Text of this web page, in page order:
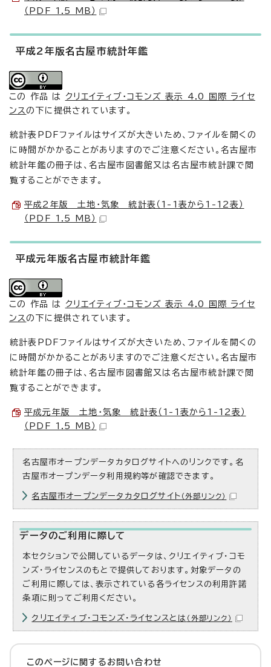
（PDF 1.5 MB）
平成2年版名古屋市統計年鑑
この 作品 は クリエイティブ・コモンズ 表示 4.0 国際 ライセ
ンスの下に提供されています。
統計表PDFファイルはサイズが大きいため、ファイルを開くの
に時間がかかることがありますのでご注意ください。名古屋市
統計年鑑の冊子は、名古屋市図書館又は名古屋市統計課で閲
覧することができます。
平成2年版 土地・気象 統計表（1-1表から1-12表）
（PDF 1.5 MB）
平成元年版名古屋市統計年鑑
この 作品 は クリエイティブ・コモンズ 表示 4.0 国際 ライセ
ンスの下に提供されています。
統計表PDFファイルはサイズが大きいため、ファイルを開くの
に時間がかかることがありますのでご注意ください。名古屋市
統計年鑑の冊子は、名古屋市図書館又は名古屋市統計課で閲
覧することができます。
平成元年版 土地・気象 統計表（1-1表から1-12表）
（PDF 1.5 MB）
名古屋市オープンデータカタログサイトへのリンクです。名
古屋市オープンデータ利用規約等が確認できます。
名古屋市オープンデータカタログサイト （外部リンク）
データのご利用に際して
本セクションで公開しているデータは、クリエイティブ・コモ
ンズ・ライセンスのもとで提供しております。対象データの
ご利用に際しては、表示されている各ライセンスの利用許諾
条項に則ってご利用ください。
クリエイティブ・コモンズ・ライセンスとは （外部リンク）
このページに関する お問い合わせ